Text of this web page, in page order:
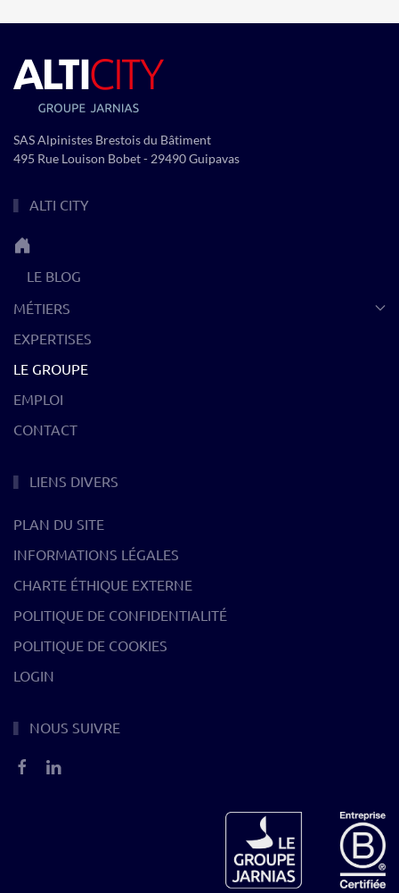
SAS Alpinistes Brestois du Bâtiment
495 Rue Louison Bobet - 29490 Guipavas
ALTI CITY
LE BLOG
MÉTIERS
EXPERTISES
LE GROUPE
EMPLOI
CONTACT
LIENS DIVERS
PLAN DU SITE
INFORMATIONS LÉGALES
CHARTE ÉTHIQUE EXTERNE
POLITIQUE DE CONFIDENTIALITÉ
POLITIQUE DE COOKIES
LOGIN
NOUS SUIVRE